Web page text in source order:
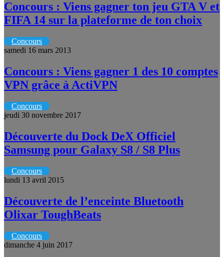
Concours : Viens gagner ton jeu GTA V et
FIFA 14 sur la plateforme de ton choix
Concours
samedi 16 mars 2013
Concours : Viens gagner 1 des 10 comptes
VPN grâce à ActiVPN
Concours
jeudi 30 novembre 2017
Découverte du Dock DeX Officiel
Samsung pour Galaxy S8 / S8 Plus
Concours
lundi 13 avril 2015
Découverte de l’enceinte Bluetooth
Olixar ToughBeats
Concours
dimanche 4 juin 2017